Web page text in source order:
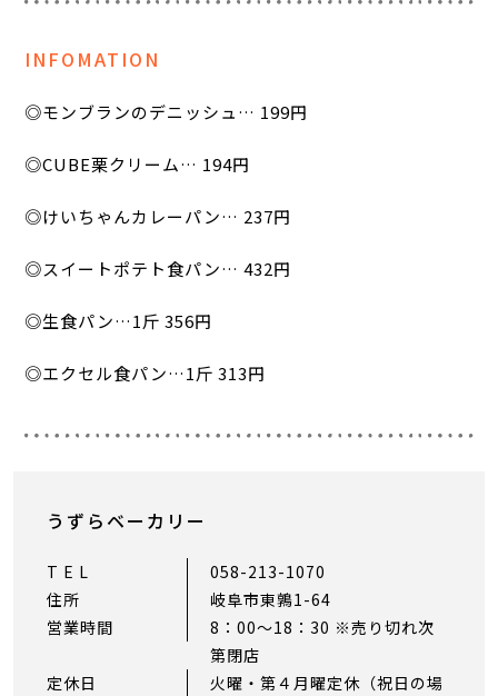
INFOMATION
◎モンブランのデニッシュ… 199円
◎CUBE栗クリーム… 194円
◎けいちゃんカレーパン… 237円
◎スイートポテト食パン… 432円
◎生食パン…1斤 356円
◎エクセル食パン…1斤 313円
うずらベーカリー
T E L
058-213-1070
住所
岐阜市東鶉1-64
営業時間
8：00〜18：30 ※売り切れ次
第閉店
定休日
火曜・第４月曜定休（祝日の場